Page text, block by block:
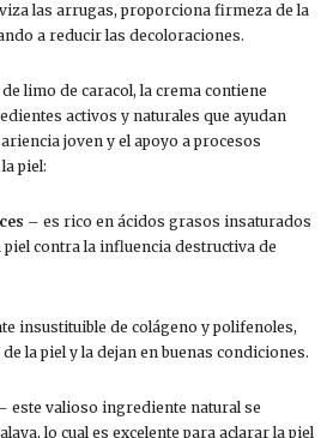
las arrugas, proporciona firmeza de la
a reducir las decoloraciones.
limo de caracol, la crema contiene
activos y naturales que ayudan
joven y el apoyo a procesos
piel:
– es rico en ácidos grasos insaturados
contra la influencia destructiva de
insustituible de colágeno y polifenoles,
la piel y la dejan en buenas condiciones.
este valioso ingrediente natural se
lo cual es excelente para aclarar la piel